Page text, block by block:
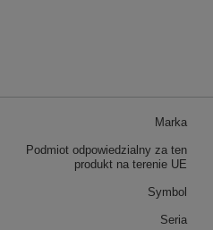
Marka
Podmiot odpowiedzialny za ten
produkt na terenie UE
Symbol
Seria